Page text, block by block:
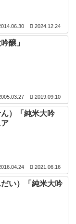
2024.12.24
醸」
2019.09.10
）「純米大吟
2021.06.16
い）「純米大吟